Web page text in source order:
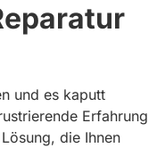
und es kaputt
Erfahrung
die Ihnen